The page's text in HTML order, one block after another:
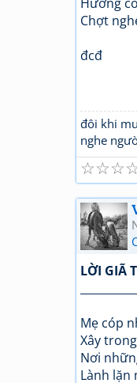
Chợt
đcđ
đôi khi
nghe
☆
☆
☆
LỜI GIÃ
Mẹ cóp
Xây
Nơi
Lành lặn